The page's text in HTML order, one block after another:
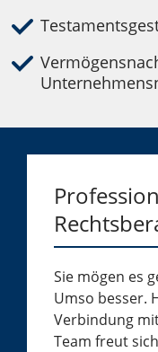
Sie mögen es
Umso besser.
Verbindung
Team freut